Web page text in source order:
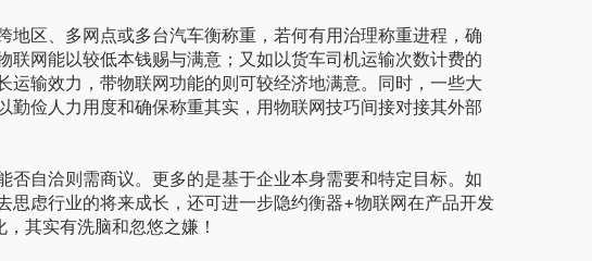
区、多网点或多台汽车衡称重，若何有用治理称重进程，确
网能以较低本钱赐与满意；又如以货车司机运输次数计费的
输效力，带物联网功能的则可较经济地满意。同时，一些大
俭人力用度和确保称重其实，用物联网技巧间接对接其外部
自洽则需商议。更多的是基于企业本身需要和特定目标。如
思虑行业的将来成长，还可进一步隐约衡器+物联网在产品开发
其实有洗脑和忽悠之嫌！